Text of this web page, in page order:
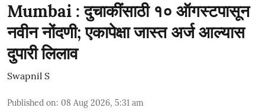
Mumbai : दुचाकींसाठी १० ऑगस्टपासून
नवीन नोंदणी; एकापेक्षा जास्त अर्ज आल्यास
दुपारी लिलाव
Swapnil S
Published on: 08 Aug 2026, 5:31 am